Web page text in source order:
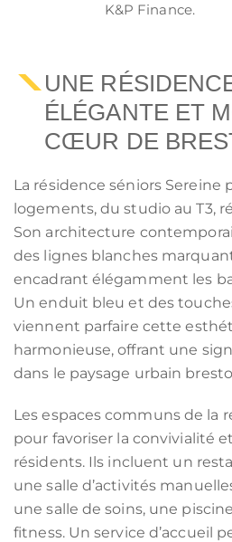
K&P Finance.
UNE
ÉLÉGANTE ET
CŒUR DE
La résidence séniors Sereine
logements, du studio au T3,
Son architecture
des lignes blanches
encadrant élégamment les
Un enduit bleu et des
viennent parfaire cette
harmonieuse, offrant une
dans le paysage urbain
Les espaces communs de la
pour favoriser la convivialité
résidents. Ils incluent un
une salle d’activités
une salle de soins, une
fitness. Un service d’accueil